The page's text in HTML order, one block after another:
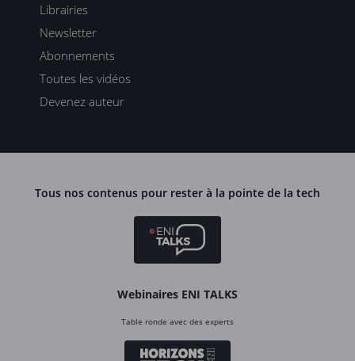
Librairies
Newsletter
Abonnements
Toutes les vidéos
Devenez auteur
Tous nos contenus pour rester à la pointe de la tech
Webinaires ENI TALKS
Table ronde avec des experts